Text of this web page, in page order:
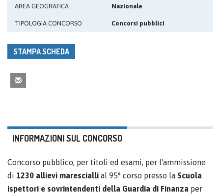
AREA GEOGRAFICA Nazionale
TIPOLOGIA CONCORSO Concorsi pubblici
STAMPA SCHEDA
INFORMAZIONI SUL CONCORSO
Concorso pubblico, per titoli ed esami, per l'ammissione
di 1230 allievi marescialli al 95° corso presso la Scuola
ispettori e sovrintendenti della Guardia di Finanza per